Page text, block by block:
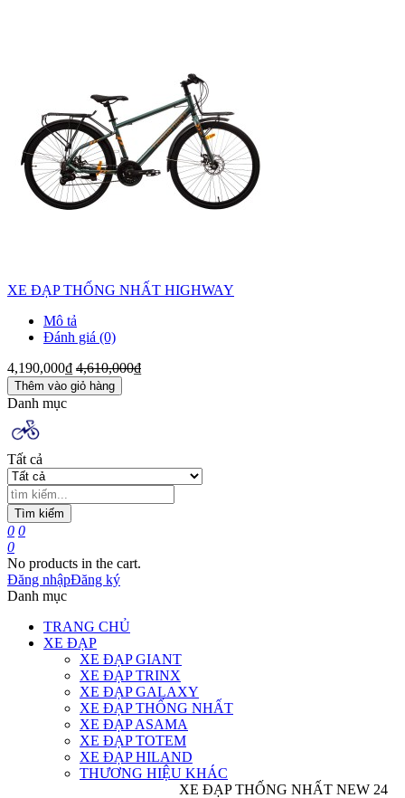
XE ĐẠP THỐNG NHẤT HIGHWAY
Mô tả
Đánh giá (0)
4,190,000₫ 4,610,000₫
Thêm vào giỏ hàng
Danh mục
Tất cả
Tìm kiếm
0 0
0
No products in the cart.
Đăng nhậpĐăng ký
Danh mục
TRANG CHỦ
XE ĐẠP
XE ĐẠP GIANT
XE ĐẠP TRINX
XE ĐẠP GALAXY
XE ĐẠP THỐNG NHẤT
XE ĐẠP ASAMA
XE ĐẠP TOTEM
XE ĐẠP HILAND
THƯƠNG HIỆU KHÁC
XE ĐẠP THỐNG NHẤT NEW 24